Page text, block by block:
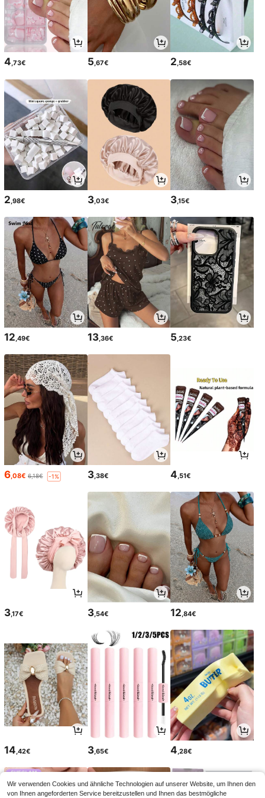
4,73€ 5,67€ 2,58€
2 ,98€ 3,03€ 3,15€
12,49€ 13,36€ 5,23€
6,08€ 6,18€ -1% 3,38€ 4,51€
3,17€ 3,54€ 12 ,84€
14 ,42€ 3,65€ 4 ,28€
Wir verwenden Cookies und ähnliche Technologien auf unserer Website, um Ihnen den
von Ihnen angeforderten Service bereitzustellen und Ihnen das bestmögliche